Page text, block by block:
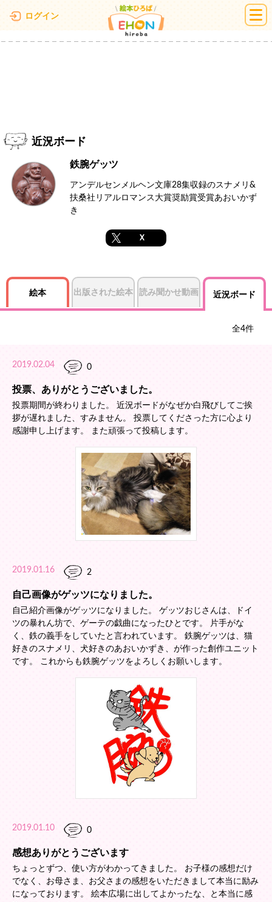
ログイン 絵本ひろば
近況ボード
鉄腕ゲッツ
アンデルセンメルヘン文庫28集収録のスナメリ&
扶桑社リアルロマンス大賞奨励賞受賞あおいかず
き
X
絵本 出版された絵本 読み聞かせ動画 近況ボード
全4件
2019.02.04 0
投票、ありがとうございました。
投票期間が終わりました。 近況ボードがなぜか白飛びしてご挨
拶が遅れました、すみません。 投票してくださった方に心より
感謝申し上げます。 また頑張って投稿します。
2019.01.16 2
自己画像がゲッツになりました。
自己紹介画像がゲッツになりました。 ゲッツおじさんは、ドイ
ツの暴れん坊で、ゲーテの戯曲になったひとです。 片手がな
く、鉄の義手をしていたと言われています。 鉄腕ゲッツは、猫
好きのスナメリ、犬好きのあおいかずき、が作った創作ユニット
です。 これからも鉄腕ゲッツをよろしくお願いします。
2019.01.10 0
感想ありがとうございます
ちょっとずつ、使い方がわかってきました。 お子様の感想だけ
でなく、お母さま、お父さまの感想をいただきまして本当に励み
になっております。 絵本広場に出してよかったな、と本当に感